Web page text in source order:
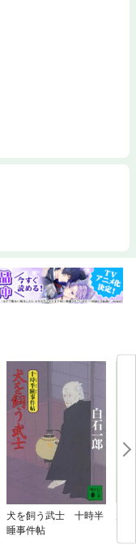
望のシリーズ第四弾！
犬を飼う武士 十時半
睡事件帖